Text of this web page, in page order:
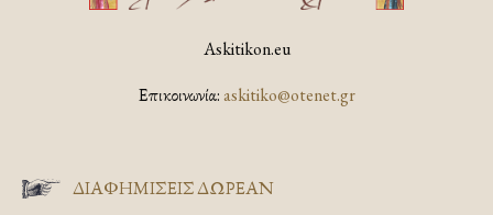
Askitikon.eu
Επικοινωνία:askitiko@otenet.gr
ΔΙΑΦΗΜΊΣΕΙΣ ΔΩΡΕΆΝ